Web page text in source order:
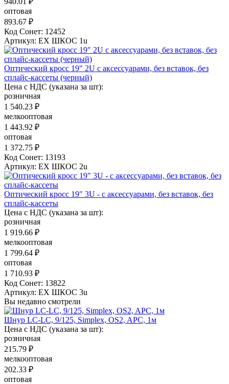
оптовая
893.67 ₽
Код Сонет: 12452
Артикул: EX ШКОС 1u
Оптический кросс 19" 2U с аксессуарами, без вставок, без
сплайс-кассеты (черный)
Цена с НДС (указана за шт):
розничная
1 540.23 ₽
мелкооптовая
1 443.92 ₽
оптовая
1 372.75 ₽
Код Сонет: 13193
Артикул: EX ШКОС 2u
Оптический кросс 19" 3U - с аксессуарами, без вставок, без
сплайс-кассеты
Цена с НДС (указана за шт):
розничная
1 919.66 ₽
мелкооптовая
1 799.64 ₽
оптовая
1 710.93 ₽
Код Сонет: 13822
Артикул: EX ШКОС 3u
Вы недавно смотрели
Шнур LC-LC, 9/125, Simplex, OS2, APC, 1м
Цена с НДС (указана за шт):
розничная
215.79 ₽
мелкооптовая
202.33 ₽
оптовая